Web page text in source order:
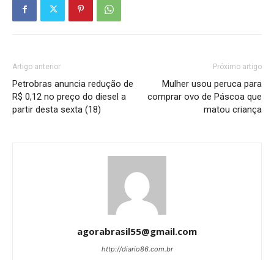
Artigo anterior
Petrobras anuncia redução de
R$ 0,12 no preço do diesel a
partir desta sexta (18)
Próximo artigo
Mulher usou peruca para
comprar ovo de Páscoa que
matou criança
agorabrasil55@gmail.com
http://diario86.com.br